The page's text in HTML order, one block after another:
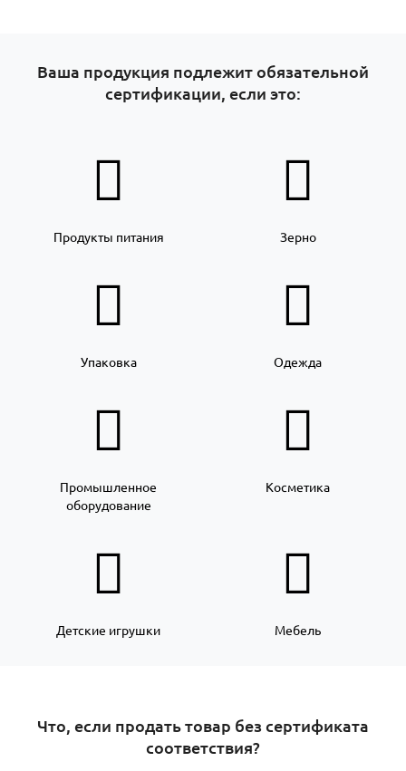
Ваша продукция подлежит обязательной
сертификации, если это:
Продукты питания Зерно
Упаковка Одежда
Промышленное
оборудование
Косметика
Детские игрушки Мебель
Что, если продать товар без сертификата
соответствия?